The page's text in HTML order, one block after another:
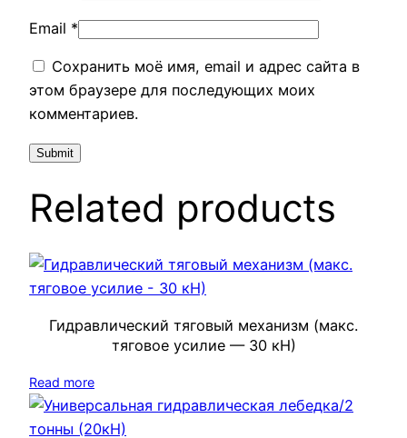
Email *
Сохранить моё имя, email и адрес сайта в
этом браузере для последующих моих
комментариев.
Related products
Гидравлический тяговый механизм (макс.
тяговое усилие — 30 кН)
Read more